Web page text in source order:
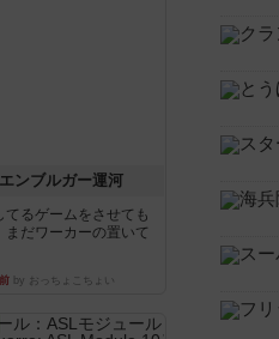
ンブルガー運河
てるゲームをさせても
まだワーカーの置いて
by おっちょこちょい